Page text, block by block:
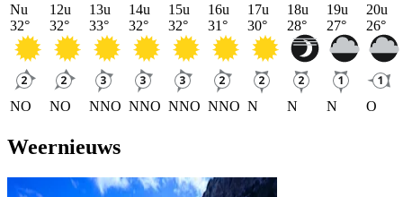
Nu
32°
NO
12u
32°
NO
13u
33°
NNO
14u
32°
NNO
15u
32°
NNO
16u
31°
NNO
17u
30°
N
18u
28°
N
19u
27°
N
20u
26°
O
Weernieuws